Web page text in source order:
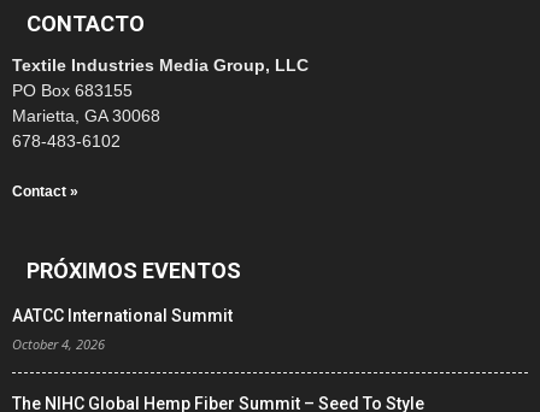
CONTACTO
Textile Industries Media Group, LLC
PO Box 683155
Marietta, GA 30068
678-483-6102
Contact »
PRÓXIMOS EVENTOS
AATCC International Summit
October 4, 2026
The NIHC Global Hemp Fiber Summit – Seed To Style